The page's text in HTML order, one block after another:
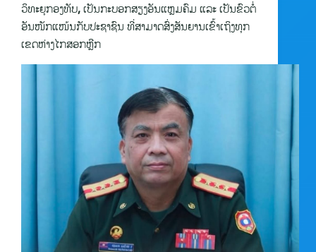
ວິທະຍຸກອງທັບ, ເປັນກະບອກສຽງອັນແຫຼມຄົມ ແລະ ເປັນຂົວຕໍ່
ອັນໜັກແໜ້ນກັບປະຊາຊົນ ທີ່ສາມາດສົ່ງສັນຍານເຂົ້າເຖິງທຸກ
ເຂດຫ່າງໄກສອກຫຼີກ